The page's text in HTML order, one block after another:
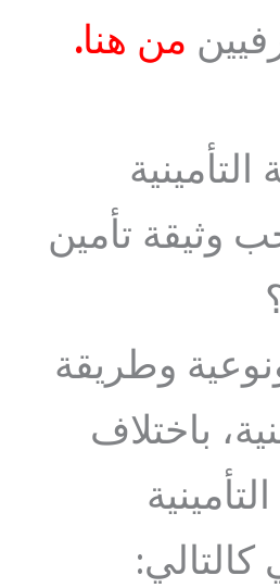
من هنا.
وثيقة تأمين
وطريقة
باختلاف